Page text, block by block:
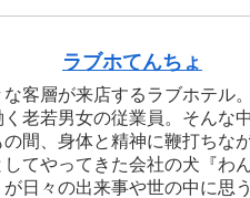
ラブホてんちょ
な客層が来店するラブホテル
く老若男女の従業員。そんな
の間、身体と精神に鞭打ちな
してやってきた会社の犬『わ
が日々の出来事や世の中に思